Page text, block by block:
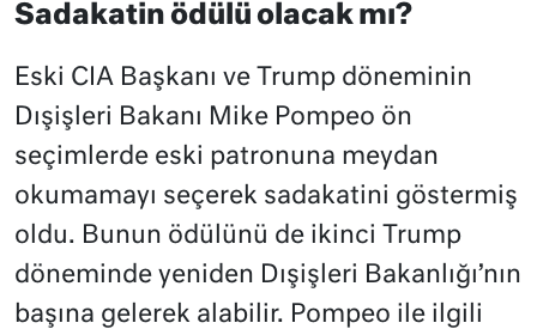
Sadakatin ödülü olacak mı?
Eski CIA Başkanı ve Trump döneminin
Dışişleri Bakanı Mike Pompeo ön
seçimlerde eski patronuna meydan
okumamayı seçerek sadakatini göstermiş
oldu. Bunun ödülünü de ikinci Trump
döneminde yeniden Dışişleri Bakanlığı’nın
başına gelerek alabilir. Pompeo ile ilgili